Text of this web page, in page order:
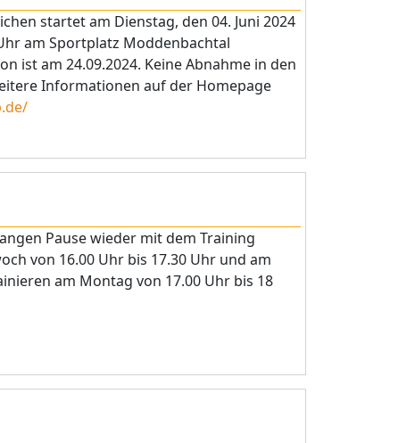
startet am Dienstag, den 04. Juni 2024
am Sportplatz Moddenbachtal
ist am 24.09.2024. Keine Abnahme in den
Informationen auf der Homepage
Pause wieder mit dem Training
von 16.00 Uhr bis 17.30 Uhr und am
am Montag von 17.00 Uhr bis 18